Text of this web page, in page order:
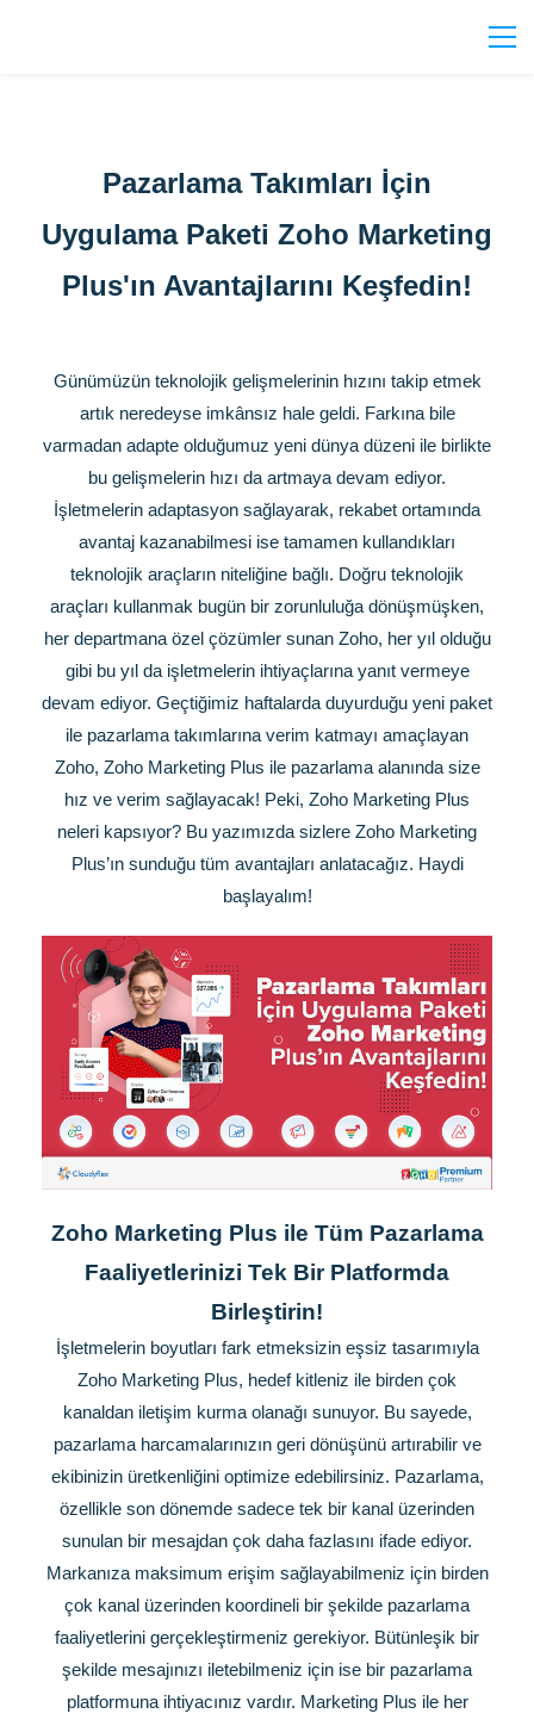
Pazarlama Takımları İçin
Uygulama Paketi Zoho Marketing
Plus'ın Avantajlarını Keşfedin!
Günümüzün teknolojik gelişmelerinin hızını takip etmek
artık neredeyse imkânsız hale geldi. Farkına bile
varmadan adapte olduğumuz yeni dünya düzeni ile birlikte
bu gelişmelerin hızı da artmaya devam ediyor.
İşletmelerin adaptasyon sağlayarak, rekabet ortamında
avantaj kazanabilmesi ise tamamen kullandıkları
teknolojik araçların niteliğine bağlı. Doğru teknolojik
araçları kullanmak bugün bir zorunluluğa dönüşmüşken,
her departmana özel çözümler sunan Zoho, her yıl olduğu
gibi bu yıl da işletmelerin ihtiyaçlarına yanıt vermeye
devam ediyor. Geçtiğimiz haftalarda duyurduğu yeni paket
ile pazarlama takımlarına verim katmayı amaçlayan
Zoho, Zoho Marketing Plus ile pazarlama alanında size
hız ve verim sağlayacak! Peki, Zoho Marketing Plus
neleri kapsıyor? Bu yazımızda sizlere Zoho Marketing
Plus’ın sunduğu tüm avantajları anlatacağız. Haydi
başlayalım!
Zoho Marketing Plus ile Tüm Pazarlama
Faaliyetlerinizi Tek Bir Platformda
Birleştirin!
İşletmelerin boyutları fark etmeksizin eşsiz tasarımıyla
Zoho Marketing Plus, hedef kitleniz ile birden çok
kanaldan iletişim kurma olanağı sunuyor. Bu sayede,
pazarlama harcamalarınızın geri dönüşünü artırabilir ve
ekibinizin üretkenliğini optimize edebilirsiniz. Pazarlama,
özellikle son dönemde sadece tek bir kanal üzerinden
sunulan bir mesajdan çok daha fazlasını ifade ediyor.
Markanıza maksimum erişim sağlayabilmeniz için birden
çok kanal üzerinden koordineli bir şekilde pazarlama
faaliyetlerini gerçekleştirmeniz gerekiyor. Bütünleşik bir
şekilde mesajınızı iletebilmeniz için ise bir pazarlama
platformuna ihtiyacınız vardır. Marketing Plus ile her